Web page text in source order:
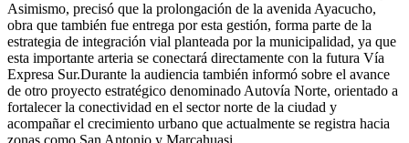
Asimismo, precisó que la prolongación de la avenida Ayacucho,
obra que también fue entrega por esta gestión, forma parte de la
estrategia de integración vial planteada por la municipalidad, ya que
esta importante arteria se conectará directamente con la futura Vía
Expresa Sur.Durante la audiencia también informó sobre el avance
de otro proyecto estratégico denominado Autovía Norte, orientado a
fortalecer la conectividad en el sector norte de la ciudad y
acompañar el crecimiento urbano que actualmente se registra hacia
zonas como San Antonio y Marcahuasi.